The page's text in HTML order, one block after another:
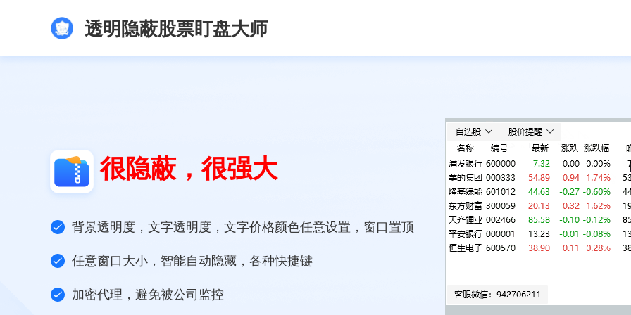
透明隐蔽股票盯盘大师
很隐蔽，很强大
背景透明度，文字透明度，文字价格颜色任意设置，窗口置顶
任意窗口大小，智能自动隐藏，各种快捷键
加密代理，避免被公司监控